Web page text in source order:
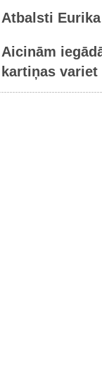
Atbalsti
Aicinām
kartiņas variet